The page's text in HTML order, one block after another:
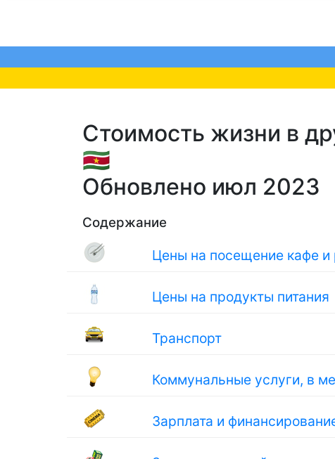
Стоимость жизни в
🇸🇷
Обновлено июл 2023
Содержание
Цены на посещение кафе и
Цены на продукты питания
Транспорт
Коммунальные услуги, в
Зарплата и